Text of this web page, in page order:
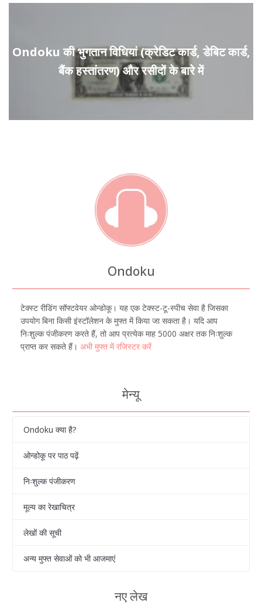
Ondoku की भुगतान विधियां (क्रेडिट कार्ड, डेबिट कार्ड,
बैंक हस्तांतरण) और रसीदों के बारे में
Ondoku
टेक्स्ट रीडिंग सॉफ्टवेयर ओन्डोकू। यह एक टेक्स्ट-टू-स्पीच सेवा है जिसका
उपयोग बिना किसी इंस्टॉलेशन के मुफ्त में किया जा सकता है। यदि आप
निःशुल्क पंजीकरण करते हैं, तो आप प्रत्येक माह 5000 अक्षर तक निःशुल्क
प्राप्त कर सकते हैं। अभी मुफ्त में रजिस्टर करें
मेन्यू
Ondoku क्या है?
ओन्डोकू पर पाठ पढ़ें
निःशुल्क पंजीकरण
मूल्य का रेखाचित्र
लेखों की सूची
अन्य मुफ्त सेवाओं को भी आजमाएं
नए लेख